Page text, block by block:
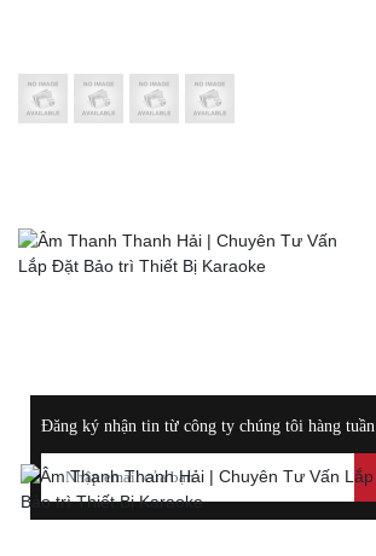
Đăng ký nhận tin từ công ty chúng tôi hàng tuần